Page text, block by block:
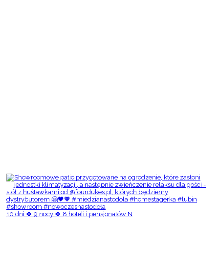
10 dni 🍀 9 nocy 🍀 8 hoteli i pensjonatów N